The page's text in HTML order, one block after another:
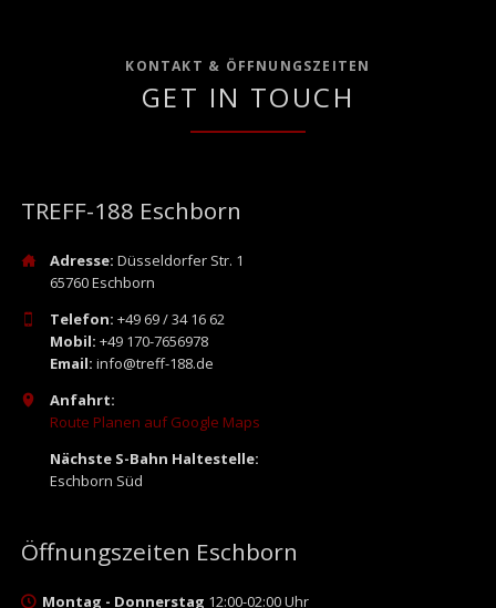
KONTAKT & ÖFFNUNGSZEITEN
GET IN TOUCH
TREFF-188 Eschborn
Adresse: Düsseldorfer Str. 1
65760 Eschborn
Telefon: +49 69 / 34 16 62
Mobil: +49 170-7656978
Email: info@treff-188.de
Anfahrt:
Route Planen auf Google Maps
Nächste S-Bahn Haltestelle:
Eschborn Süd
Öffnungszeiten Eschborn
Montag - Donnerstag 12:00-02:00 Uhr